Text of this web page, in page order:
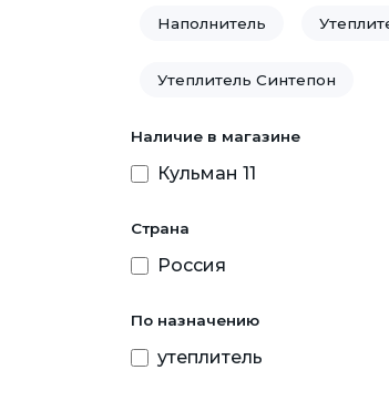
Наполнитель
Утеплитель Синтепон
Наличие в магазине
Кульман 11
Страна
Россия
По назначению
утеплитель